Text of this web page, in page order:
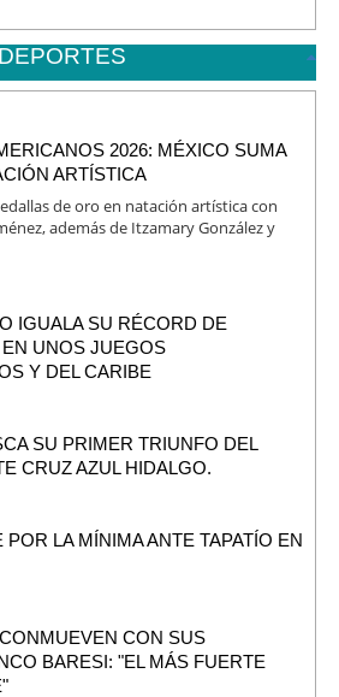
DEPORTES
2026: MÉXICO SUMA
ARTÍSTICA
de oro en natación artística con
además de Itzamary González y
IGUALA SU RÉCORD DE
UNOS JUEGOS
Y DEL CARIBE
SU PRIMER TRIUNFO DEL
CRUZ AZUL HIDALGO.
POR LA MÍNIMA ANTE TAPATÍO EN
CON SUS
BARESI: "EL MÁS FUERTE